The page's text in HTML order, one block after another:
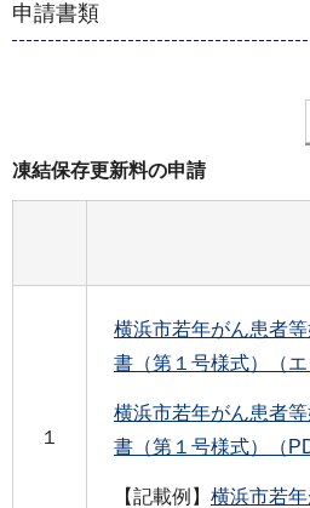
申請書類
凍結保存更新料の申請
１
横浜市若年がん患者
書（第１号様式）（エ
横浜市若年がん患者
書（第１号様式）（
【記載例】 横浜市若